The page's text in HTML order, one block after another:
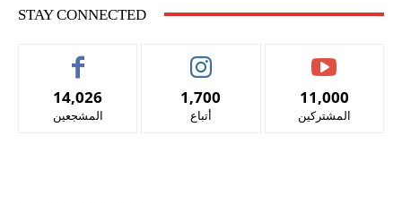
STAY CONNECTED
14,026
المشجعين
1,700
أتباع
11,000
المشتركين